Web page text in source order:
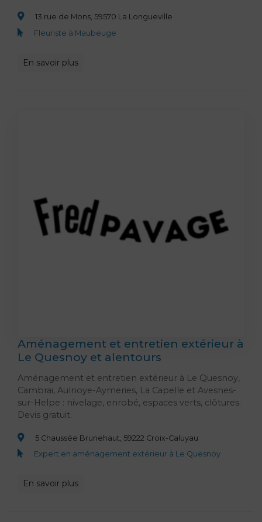
13 rue de Mons, 59570 La Longueville
Fleuriste à Maubeuge
En savoir plus
Aménagement et entretien extérieur à
Le Quesnoy et alentours
Aménagement et entretien extérieur à Le Quesnoy,
Cambrai, Aulnoye-Aymeries, La Capelle et Avesnes-
sur-Helpe : nivelage, enrobé, espaces verts, clôtures.
Devis gratuit.
5 Chaussée Brunehaut, 59222 Croix-Caluyau
Expert en aménagement extérieur à Le Quesnoy
En savoir plus